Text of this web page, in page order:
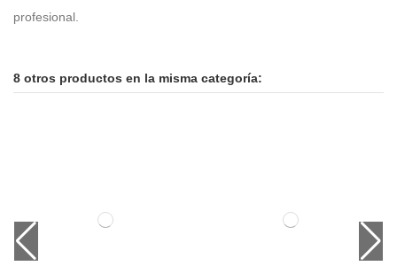
profesional.
8 otros productos en la misma categoría: